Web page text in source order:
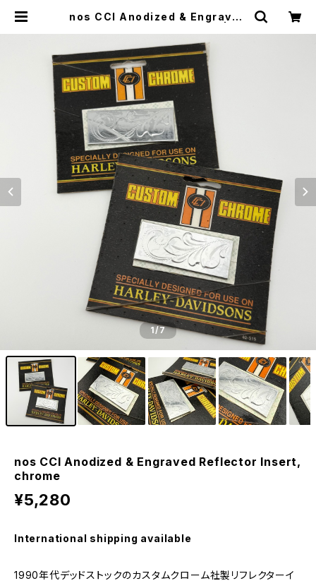
nos CCI Anodized & Engraved
1/7
nos CCI Anodized & Engraved Reflector Insert,
chrome
¥5,280
International shipping available
1990年代デッドストックのカスタムクローム社製リフレクターイ